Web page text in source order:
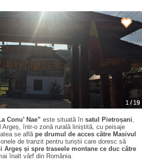
1 /19
Conu’ Nae” este situată în satul Pietroșani,
Argeș, într-o zonă rurală liniștită, cu peisaje
se află pe drumul de acces către Masivul
de tranzit pentru turiștii care doresc să
Argeș și spre traseele montane ce duc către
înalt vârf din România.